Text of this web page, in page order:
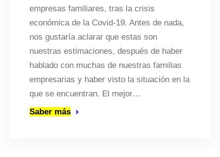
empresas familiares, tras la crisis
económica de la Covid-19. Antes de nada,
nos gustaría aclarar que estas son
nuestras estimaciones, después de haber
hablado con muchas de nuestras familias
empresarias y haber visto la situación en la
que se encuentran. El mejor…
Saber más